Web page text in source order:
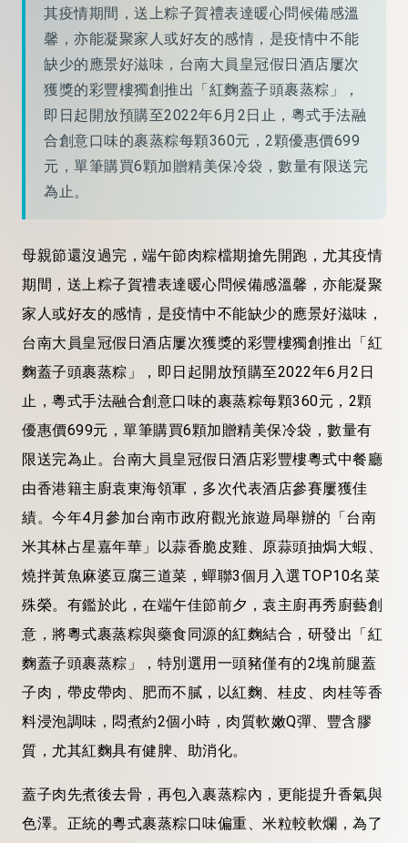
其疫情期間，送上粽子賀禮表達暖心問候備感溫
馨，亦能凝聚家人或好友的感情，是疫情中不能
缺少的應景好滋味，台南大員皇冠假日酒店屢次
獲獎的彩豐樓獨創推出「紅麴蓋子頭裹蒸粽」，
即日起開放預購至2022年6月2日止，粵式手法融
合創意口味的裹蒸粽每顆360元，2顆優惠價699
元，單筆購買6顆加贈精美保冷袋，數量有限送完
為止。
母親節還沒過完，端午節肉粽檔期搶先開跑，尤其疫情
期間，送上粽子賀禮表達暖心問候備感溫馨，亦能凝聚
家人或好友的感情，是疫情中不能缺少的應景好滋味，
台南大員皇冠假日酒店屢次獲獎的彩豐樓獨創推出「紅
麴蓋子頭裹蒸粽」，即日起開放預購至2022年6月2日
止，粵式手法融合創意口味的裹蒸粽每顆360元，2顆
優惠價699元，單筆購買6顆加贈精美保冷袋，數量有
限送完為止。台南大員皇冠假日酒店彩豐樓粵式中餐廳
由香港籍主廚袁東海領軍，多次代表酒店參賽屢獲佳
績。今年4月參加台南市政府觀光旅遊局舉辦的「台南
米其林占星嘉年華」以蒜香脆皮雞、原蒜頭抽焗大蝦、
燒拌黃魚麻婆豆腐三道菜，蟬聯3個月入選TOP10名菜
殊榮。有鑑於此，在端午佳節前夕，袁主廚再秀廚藝創
意，將粵式裹蒸粽與藥食同源的紅麴結合，研發出「紅
麴蓋子頭裹蒸粽」，特別選用一頭豬僅有的2塊前腿蓋
子肉，帶皮帶肉、肥而不膩，以紅麴、桂皮、肉桂等香
料浸泡調味，悶煮約2個小時，肉質軟嫩Q彈、豐含膠
質，尤其紅麴具有健脾、助消化。
蓋子肉先煮後去骨，再包入裹蒸粽內，更能提升香氣與
色澤。正統的粵式裹蒸粽口味偏重、米粒較軟爛，為了